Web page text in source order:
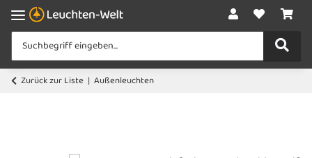
Zurück zur Liste Außenleuchten